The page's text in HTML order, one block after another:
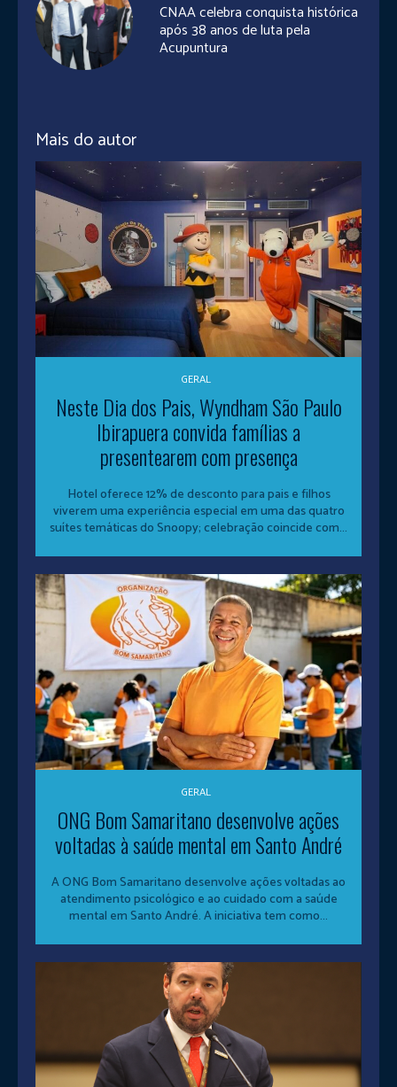
CNAA celebra conquista histórica
após 38 anos de luta pela
Acupuntura
Mais do autor
GERAL
Neste Dia dos Pais, Wyndham São Paulo
Ibirapuera convida famílias a
presentearem com presença
Hotel oferece 12% de desconto para pais e filhos
viverem uma experiência especial em uma das quatro
suítes temáticas do Snoopy; celebração coincide com...
GERAL
ONG Bom Samaritano desenvolve ações
voltadas à saúde mental em Santo André
A ONG Bom Samaritano desenvolve ações voltadas ao
atendimento psicológico e ao cuidado com a saúde
mental em Santo André. A iniciativa tem como...